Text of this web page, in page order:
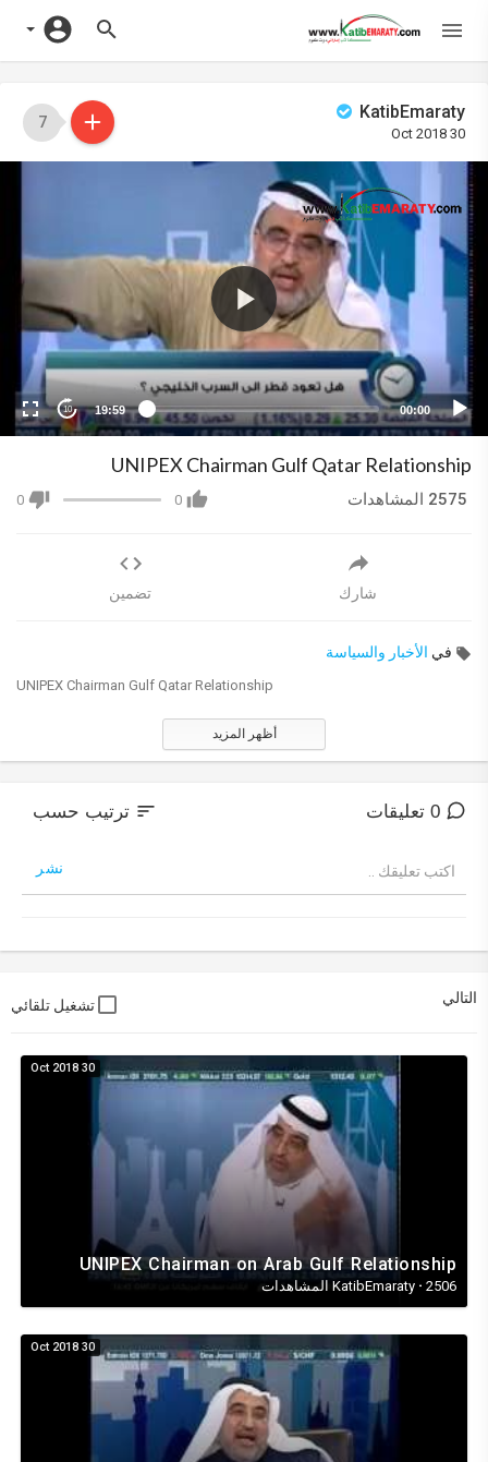
KatibEmaraty
30 Oct 2018
7
Video
Player
00:00
19:59
10
UNIPEX Chairman Gulf Qatar Relationship
0
0
شارك تضمين
في الأخبار والسياسة
UNIPEX Chairman Gulf Qatar Relationship
أظهر المزيد
sort ترتيب حسب
نشر
التالي تشغيل تلقائي
30 Oct 2018
UNIPEX Chairman on Arab Gulf Relationship
KatibEmaraty · 2506 المشاهدات
30 Oct 2018